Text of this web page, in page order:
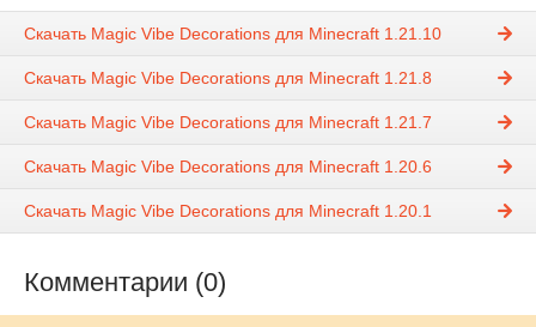
Скачать Magic Vibe Decorations для Minecraft 1.21.10
Скачать Magic Vibe Decorations для Minecraft 1.21.8
Скачать Magic Vibe Decorations для Minecraft 1.21.7
Скачать Magic Vibe Decorations для Minecraft 1.20.6
Скачать Magic Vibe Decorations для Minecraft 1.20.1
Комментарии (0)